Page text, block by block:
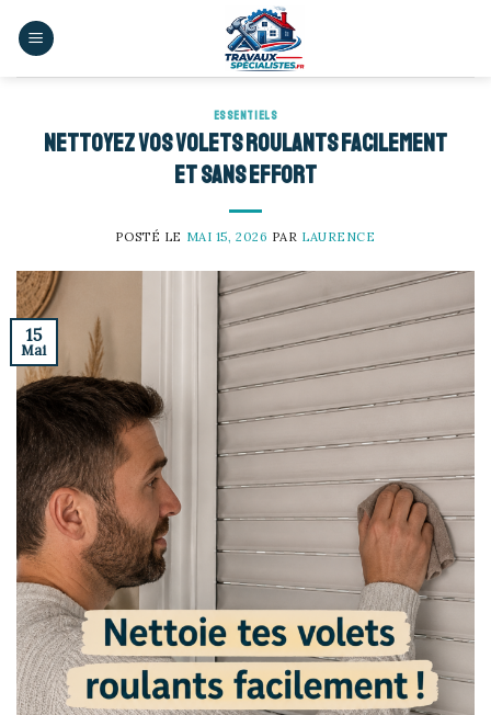
ESSENTIELS
Nettoyez vos volets roulants facilement
et sans effort
POSTÉ LE MAI 15, 2026 PAR LAURENCE
15
Mai